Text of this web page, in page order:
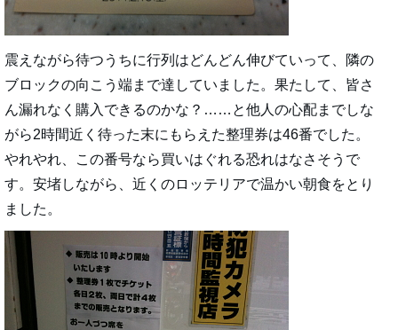
震えながら待つうちに行列はどんどん伸びていって、隣の
ブロックの向こう端まで達していました。果たして、皆さ
ん漏れなく購入できるのかな？……と他人の心配までしな
がら2時間近く待った末にもらえた整理券は46番でした。
やれやれ、この番号なら買いはぐれる恐れはなさそうで
す。安堵しながら、近くのロッテリアで温かい朝食をとり
ました。